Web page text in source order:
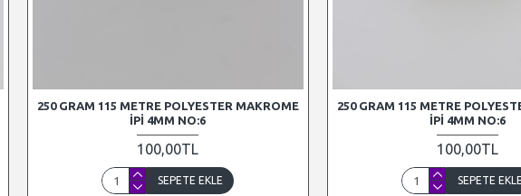
250 GRAM 115 METRE POLYESTER MAKROME
İPI 4MM NO:6
100,00TL
SEPETE EKLE
250 GRAM 115 METRE
İPI 4MM NO:6
100,00TL
SEPETE